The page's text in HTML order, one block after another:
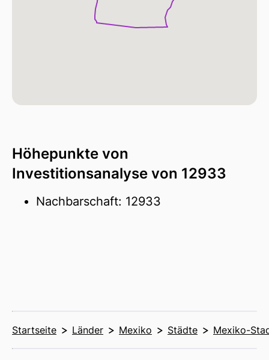
Höhepunkte von
Investitionsanalyse von 12933
Nachbarschaft: 12933
Startseite Länder Mexiko Städte Mexiko-